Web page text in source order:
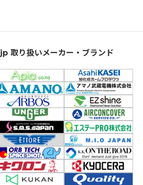
取り扱いメーカー・ブランド